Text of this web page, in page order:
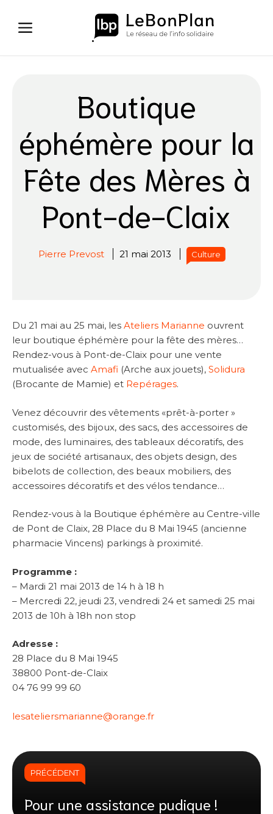
contenu
Boutique
éphémère pour la
Fête des Mères à
Pont-de-Claix
Pierre Prevost 21 mai 2013 Culture
Du 21 mai au 25 mai, les Ateliers Marianne ouvrent
leur boutique éphémère pour la fête des mères…
Rendez-vous à Pont-de-Claix pour une vente
mutualisée avec Amafi (Arche aux jouets), Solidura
(Brocante de Mamie) et Repérages.
Venez découvrir des vêtements «prêt-à-porter »
customisés, des bijoux, des sacs, des accessoires de
mode, des luminaires, des tableaux décoratifs, des
jeux de société artisanaux, des objets design, des
bibelots de collection, des beaux mobiliers, des
accessoires décoratifs et des vélos tendance…
Rendez-vous à la Boutique éphémère au Centre-ville
de Pont de Claix, 28 Place du 8 Mai 1945 (ancienne
pharmacie Vincens) parkings à proximité.
Programme :
– Mardi 21 mai 2013 de 14 h à 18 h
– Mercredi 22, jeudi 23, vendredi 24 et samedi 25 mai
2013 de 10h à 18h non stop
Adresse :
28 Place du 8 Mai 1945
38800 Pont-de-Claix
04 76 99 99 60
lesateliersmarianne@orange.fr
PRÉCÉDENT
Pour une assistance pudique !